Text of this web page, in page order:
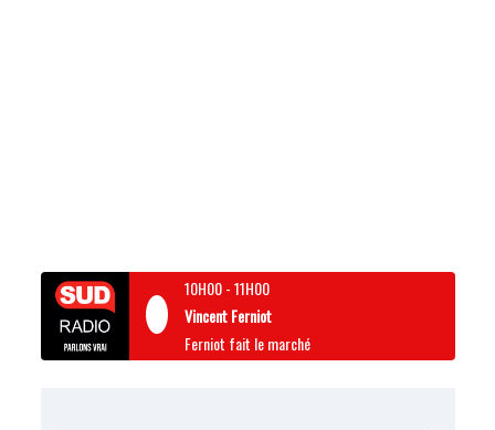
10H00-11H00
Vincent Ferniot
Ferniot fait le marché